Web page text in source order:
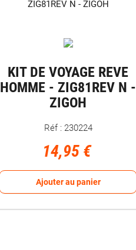
KIT DE VOYAGE REVE
HOMME - ZIG81REV N -
ZIGOH
Réf : 230224
14,95 €
Ajouter au panier